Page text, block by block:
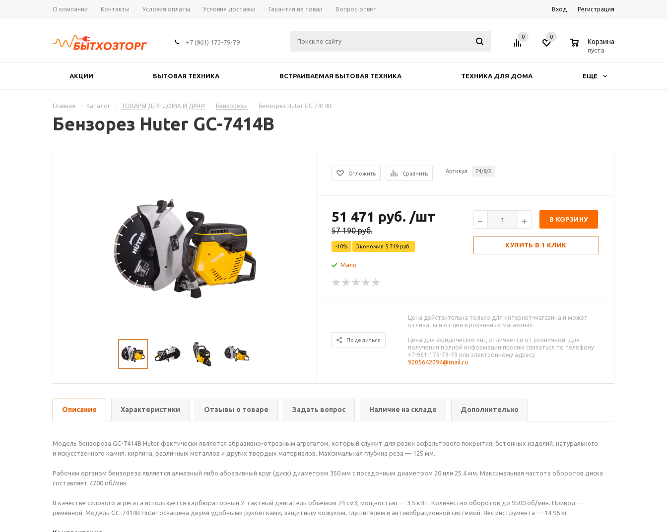
О компании Контакты Условия оплаты Условия доставки Гарантия на товар Вопрос-ответ Вход Регистрация
+7 (961) 173-79-79
0 0
Корзина
пуста
АКЦИИ БЫТОВАЯ ТЕХНИКА ВСТРАИВАЕМАЯ БЫТОВАЯ ТЕХНИКА ТЕХНИКА ДЛЯ ДОМА ЕЩЕ
Главная - Каталог - ТОВАРЫ ДЛЯ ДОМА И ДАЧИ - Бензорезы - Бензорез Huter GC-7414B
Бензорез Huter GC-7414B
Отложить Сравнить Артикул 74/8/2
51 471 руб. /шт
57 190руб.
-10% Экономия 5 719 руб.
Мало
В КОРЗИНУ
КУПИТЬ В 1 КЛИК
Поделиться
Цена действительна только для интернет-магазина и может
отличаться от цен в розничных магазинах.
Цена для юридических лиц отличается от розничной. Для
получения полной информации просим связаться по телефону
+7-961-173-79-79 или электронному адресу
9205642094@mail.ru
Описание Характеристики Отзывы о товаре Задать вопрос Наличие на складе Дополнительно
Модель бензореза GC-7414B Huter фактически является абразивно-отрезным агрегатом, который служит для резки асфальтового покрытия, бетонных изделий, натурального
и искусственного камня, кирпича, различных металлов и других твёрдых материалов. Максимальная глубина реза — 125 мм.
Рабочим органом бензореза является алмазный либо абразивный круг (диск) диаметром 350 мм с посадочным диаметром 20 или 25.4 мм. Максимальная частота оборотов диска
составляет 4700 об/мин
В качестве силового агрегата используется карбюраторный 2-тактный двигатель объемом 74 см3, мощностью — 3.5 кВт. Количество оборотов до 9500 об/мин. Привод —
ременной. Модель GC-7414B Huter оснащена двумя удобными рукоятками, защитным кожухом, глушителем и антивибрационной системой. Вес инструмента — 14.96 кг.